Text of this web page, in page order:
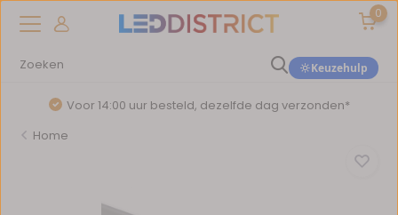
0
Keuzehulp
Voor 14:00 uur besteld, dezelfde dag verzonden*
Home